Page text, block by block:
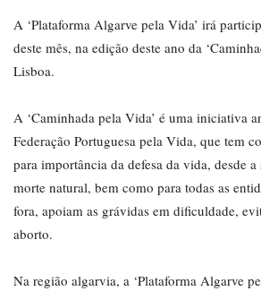
A ‘Plataforma Algarve pela Vida’ irá
deste mês, na edição deste ano da
Lisboa.
A ‘Caminhada pela Vida’ é uma iniciativa
Federação Portuguesa pela Vida, que tem
para importância da defesa da vida, desde a
morte natural, bem como para todas as
fora, apoiam as grávidas em dificuldade,
aborto.
Na região algarvia, a ‘Plataforma Algarve